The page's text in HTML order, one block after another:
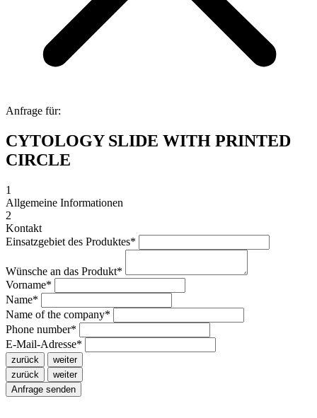
Anfrage für:
CYTOLOGY SLIDE WITH PRINTED
CIRCLE
1
Allgemeine Informationen
2
Kontakt
Einsatzgebiet des Produktes*
Wünsche an das Produkt*
Vorname*
Name*
Name of the company*
Phone number*
E-Mail-Adresse*
zurück
weiter
zurück
weiter
Anfrage senden